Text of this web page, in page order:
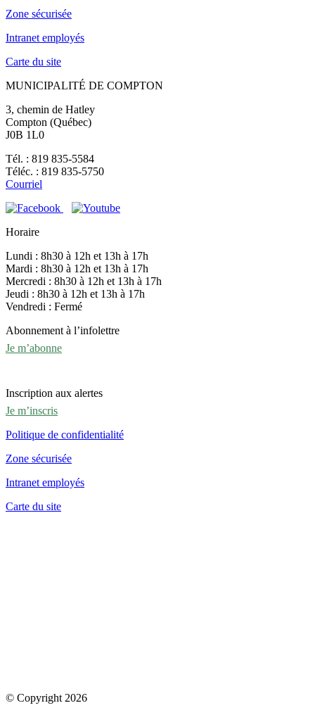
Zone sécurisée
Intranet employés
Carte du site
MUNICIPALITÉ DE COMPTON
3, chemin de Hatley
Compton (Québec)
J0B 1L0
Tél. : 819 835-5584
Téléc. : 819 835-5750
Courriel
Horaire
Lundi : 8h30 à 12h et 13h à 17h
Mardi : 8h30 à 12h et 13h à 17h
Mercredi : 8h30 à 12h et 13h à 17h
Jeudi : 8h30 à 12h et 13h à 17h
Vendredi : Fermé
Abonnement à l’infolettre
Je m’abonne
Inscription aux alertes
Je m’inscris
Politique de confidentialité
Zone sécurisée
Intranet employés
Carte du site
© Copyright 2026